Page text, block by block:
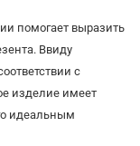
помогает выразить
Ввиду
с
изделие имеет
идеальным